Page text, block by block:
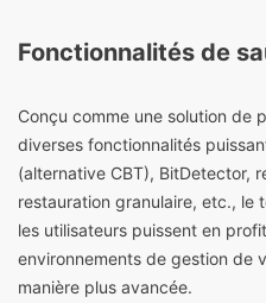
Fonctionnalités de
Conçu comme une solution de
diverses fonctionnalités
(alternative CBT), BitDetector,
restauration granulaire, etc., le
les utilisateurs puissent en
environnements de gestion de
manière plus avancée.